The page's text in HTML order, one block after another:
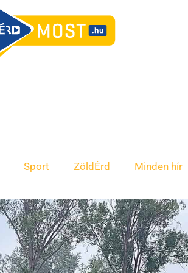
Sport ZöldÉrd Minden hír